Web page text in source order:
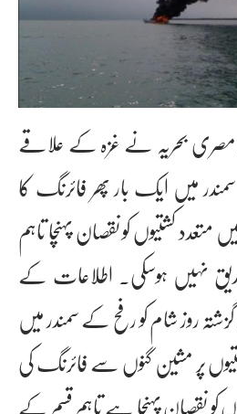
بحریہ نے غزہ کے علاقے
میں ایک بار پھر فائرنگ کا
متعدد کشتیوں کو نقصان پہنچا تاہم
نہیں ہوسکی۔ اطلاعات کے
روز شام کو رفح کے سمندر میں
پر مشین گنوں سے فائرنگ کی